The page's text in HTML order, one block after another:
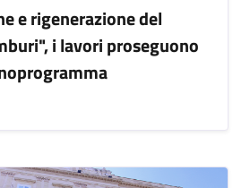
e rigenerazione del
i lavori proseguono